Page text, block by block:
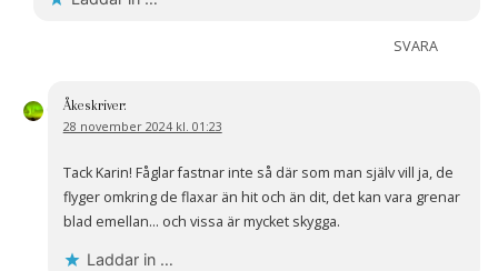
SVARA
Åkeskriver:
28 november 2024 kl. 01:23
Tack Karin! Fåglar fastnar inte så där som man själv vill ja, de
flyger omkring de flaxar än hit och än dit, det kan vara grenar
blad emellan… och vissa är mycket skygga.
Laddar in …